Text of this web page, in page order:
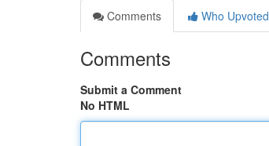
Comments
Who Upvoted
Comments
Submit a Comment
No HTML